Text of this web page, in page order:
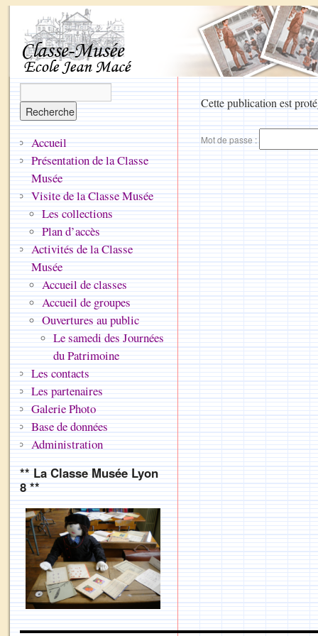
Cette publication est
Mot de passe :
Accueil
Présentation de la Classe
Musée
Visite de la Classe Musée
Les collections
Plan d’accès
Activités de la Classe
Musée
Accueil de classes
Accueil de groupes
Ouvertures au public
Le samedi des Journées
du Patrimoine
Les contacts
Les partenaires
Galerie Photo
Base de données
Administration
** La Classe Musée Lyon
8 **